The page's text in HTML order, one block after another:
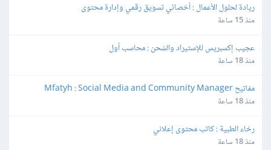
ريادة لحلول الأعمال : أخصائي تسويق رقمي وإدارة محتوى
منذ 15 ساعة
عجيب إكسبريس للإستيراد والشحن : محاسب أول
منذ 18 ساعة
مفاتيح Mfatyh : Social Media and Community Manager
منذ 18 ساعة
رخاء الطبية : كاتب محتوى إعلاني
منذ 18 ساعة